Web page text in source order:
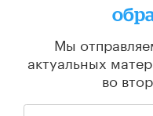
Мы
актуальных
во